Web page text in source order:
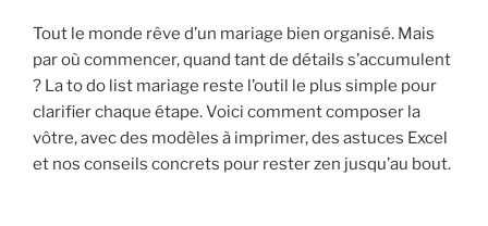
Tout le monde rêve d’un mariage bien organisé. Mais
par où commencer, quand tant de détails s’accumulent
? La to do list mariage reste l’outil le plus simple pour
clarifier chaque étape. Voici comment composer la
vôtre, avec des modèles à imprimer, des astuces Excel
et nos conseils concrets pour rester zen jusqu’au bout.